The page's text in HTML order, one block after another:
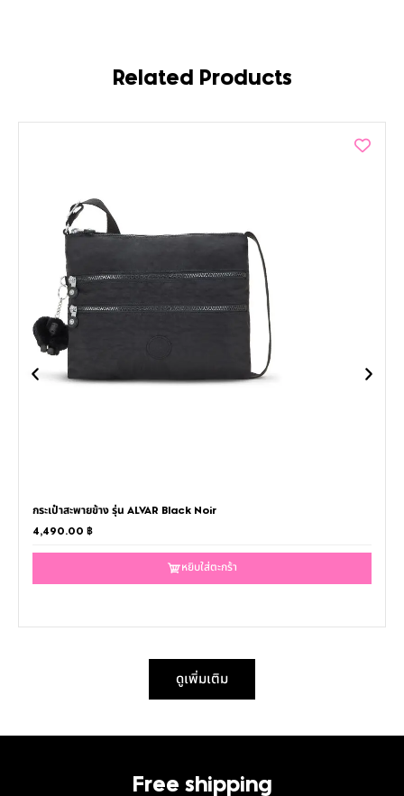
Related Products
กระเป๋าสะพายข้าง รุ่น ALVAR Black Noir
4,490.00 ฿
หยิบใส่ตะกร้า
ดูเพิ่มเติม
Free shipping